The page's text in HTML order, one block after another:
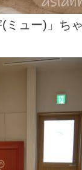
ュー)」ちゃ